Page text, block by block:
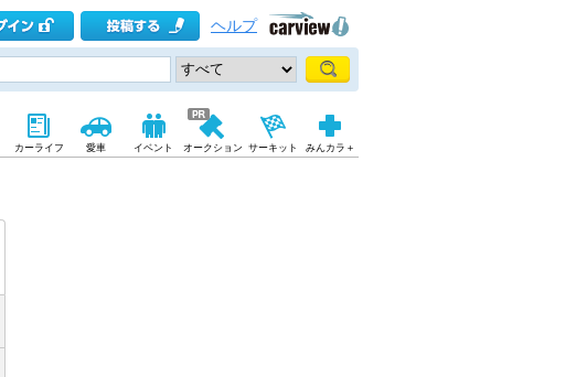
ヘルプ
カーライフ 愛車 イベント オークション サーキット みんカラ＋